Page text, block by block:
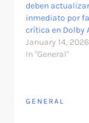
deben
inmediato por
crítica en Dolby
January 14, 2026
In "General"
GENERAL